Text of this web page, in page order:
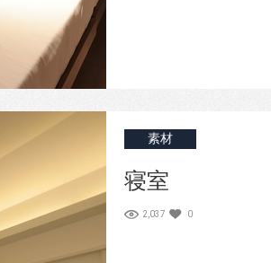
素材
寝室
2,037 0